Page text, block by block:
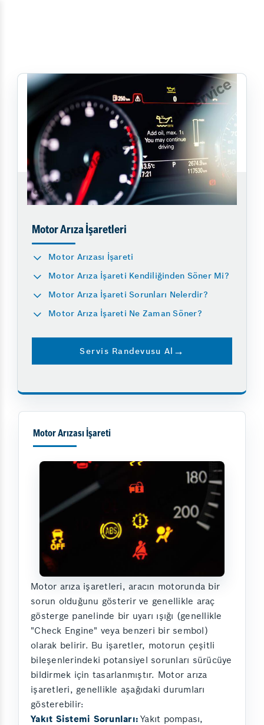
Motor Arıza İşaretleri
Motor Arızası İşareti
Motor Arıza İşareti Kendiliğinden Söner Mi?
Motor Arıza İşareti Sorunları Nelerdir?
Motor Arıza İşareti Ne Zaman Söner?
Servis Randevusu Al
Motor Arızası İşareti
Motor arıza işaretleri, aracın motorunda bir
sorun olduğunu gösterir ve genellikle araç
gösterge panelinde bir uyarı ışığı (genellikle
"Check Engine" veya benzeri bir sembol)
olarak belirir. Bu işaretler, motorun çeşitli
bileşenlerindeki potansiyel sorunları sürücüye
bildirmek için tasarlanmıştır. Motor arıza
işaretleri, genellikle aşağıdaki durumları
gösterebilir:
Yakıt Sistemi Sorunları: Yakıt pompası,